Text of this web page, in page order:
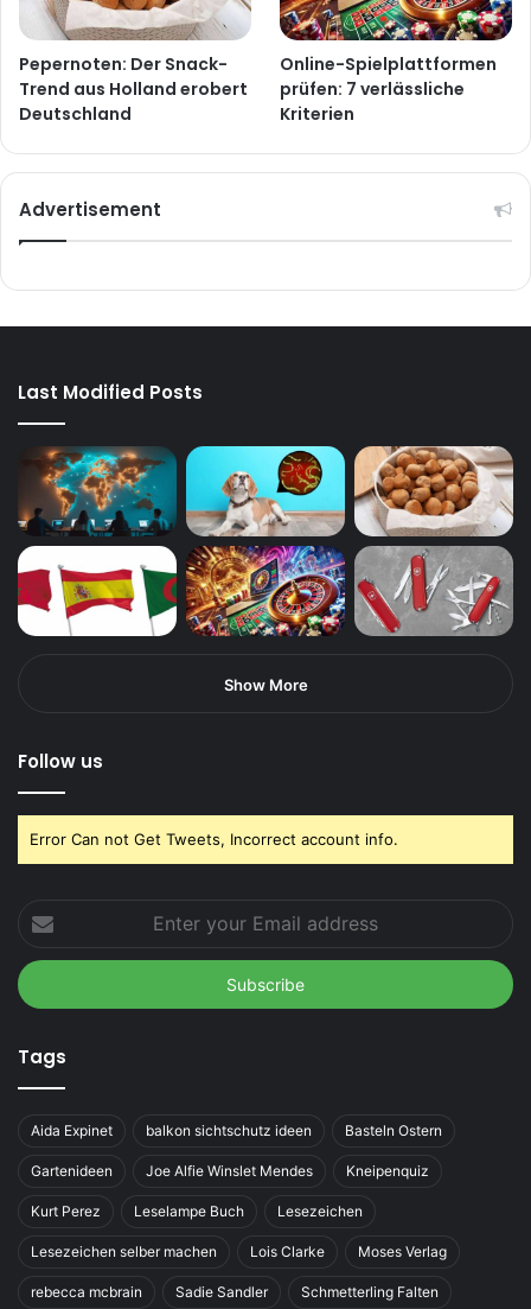
Pepernoten: Der Snack-
Trend aus Holland erobert
Deutschland
Online-Spielplattformen
prüfen: 7 verlässliche
Kriterien
Advertisement
Last Modified Posts
Show More
Follow us
Error Can not Get Tweets, Incorrect account info.
your
Email
address
Tags
Aida Expinet balkon sichtschutz ideen Basteln Ostern
Gartenideen Joe Alfie Winslet Mendes Kneipenquiz
Kurt Perez Leselampe Buch Lesezeichen
Lesezeichen selber machen Lois Clarke Moses Verlag
rebecca mcbrain Sadie Sandler Schmetterling Falten